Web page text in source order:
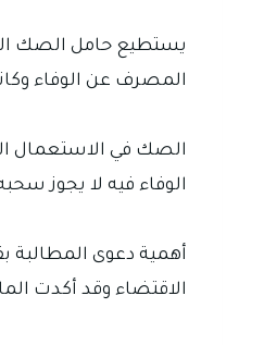
يستطيع حامل الصك
المصرف عن الوفاء
الوفاء فيه لا يجوز
أهمية دعوى المطالبة
الاقتضاء وقد أكدت المادة 178 من قانون التجارة العراقي رقم 30 لسنة 1984 حق الحامل في المطالبة بحقوقه أمام المحاكم